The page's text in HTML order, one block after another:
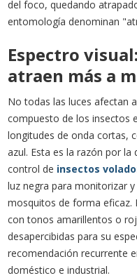
del foco, quedando
entomología denominan
Espectro
atraen más a
No todas las luces afectan
compuesto de los insectos
longitudes de onda cortas,
azul. Esta es la razón por
control de insectos
luz negra para monitorizar
mosquitos de forma eficaz.
con tonos amarillentos o
desapercibidas para su
recomendación recurrente
doméstico e industrial.